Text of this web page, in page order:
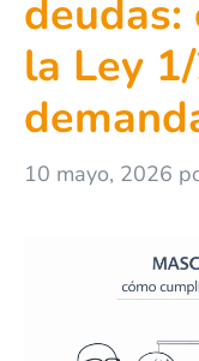
la Ley
10 mayo, 2026